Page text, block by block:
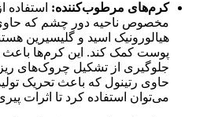
کرم‌های مرطوب‌کننده:
مخصوص ناحیه دور چشم که حاوی
هیالورونیک اسید و گلیسیرین
پوست کمک کند. این کرم‌ها
جلوگیری از تشکیل چروک‌های
حاوی رتینول که باعث تحریک
می‌توان استفاده کرد تا اثرات